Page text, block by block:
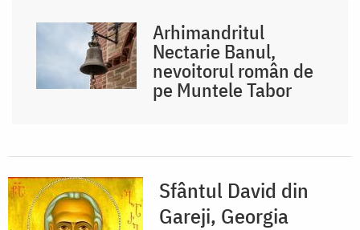
Arhimandritul
Nectarie Banul,
nevoitorul român de
pe Muntele Tabor
Sfântul David din
Gareji, Georgia